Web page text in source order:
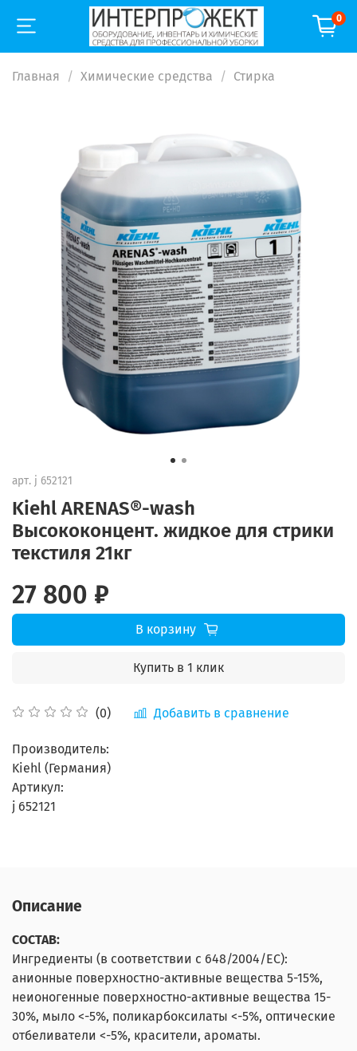
0
Главная Химические средства Стирка
арт. j 652121
Kiehl ARENAS®-wash
Высококонцент. жидкое для стрики
текстиля 21кг
(0) Добавить в сравнение
27 800 ₽
В корзину
Купить в 1 клик
Производитель:
Kiehl (Германия)
Артикул:
j 652121
Описание
СОСТАВ:
Ингредиенты (в соответствии с 648/2004/EC):
анионные поверхностно-активные вещества 5-15%,
неионогенные поверхностно-активные вещества 15-
30%, мыло <-5%, поликарбоксилаты <-5%, оптические
отбеливатели <-5%, красители, ароматы.